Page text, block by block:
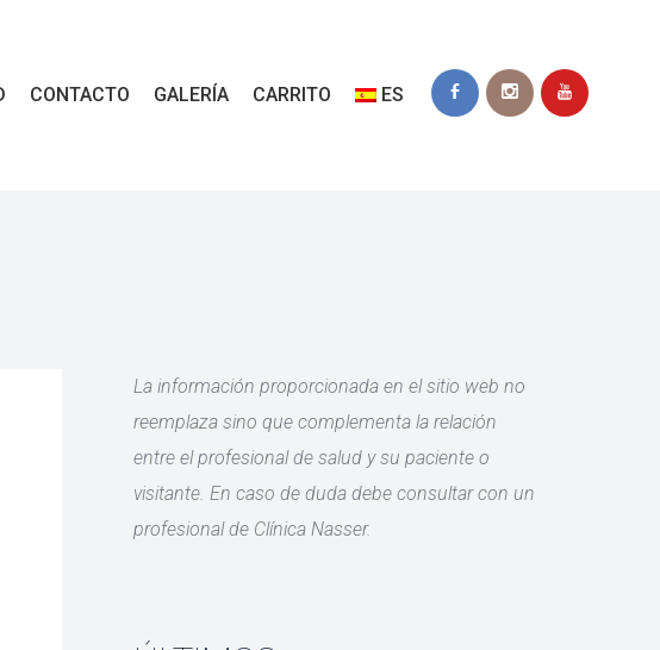
CONTACTO GALERÍA CARRITO ES
La información proporcionada en el sitio web no
reemplaza sino que complementa la relación
entre el profesional de salud y su paciente o
visitante. En caso de duda debe consultar con un
profesional de Clínica Nasser.